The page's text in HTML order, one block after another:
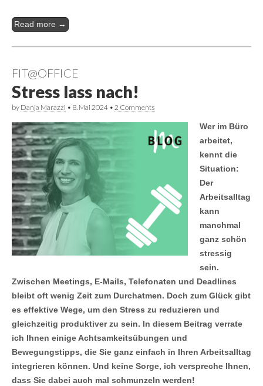
Read more →
FIT@OFFICE
Stress lass nach!
by Danja Marazzi • 8. Mai 2024 • 2 Comments
Wer im Büro
arbeitet,
kennt die
Situation:
Der
Arbeitsalltag
kann
manchmal
ganz schön
stressig
sein.
Zwischen Meetings, E-Mails, Telefonaten und Deadlines
bleibt oft wenig Zeit zum Durchatmen. Doch zum Glück gibt
es effektive Wege, um den Stress zu reduzieren und
gleichzeitig produktiver zu sein. In diesem Beitrag verrate
ich Ihnen einige Achtsamkeitsübungen und
Bewegungstipps, die Sie ganz einfach in Ihren Arbeitsalltag
integrieren können. Und keine Sorge, ich verspreche Ihnen,
dass Sie dabei auch mal schmunzeln werden!